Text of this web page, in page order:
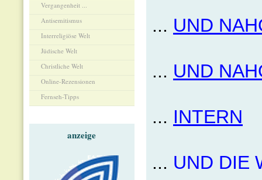
Vergangenheit ...
Antisemitismus
Interreligiöse Welt
Jüdische Welt
Christliche Welt
Online-Rezensionen
Fernseh-Tipps
anzeige
... UND
... UND
... INTERN
... UND DIE